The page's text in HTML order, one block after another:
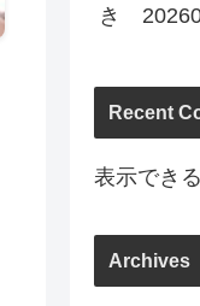
き
Recent
表示でき
Archives